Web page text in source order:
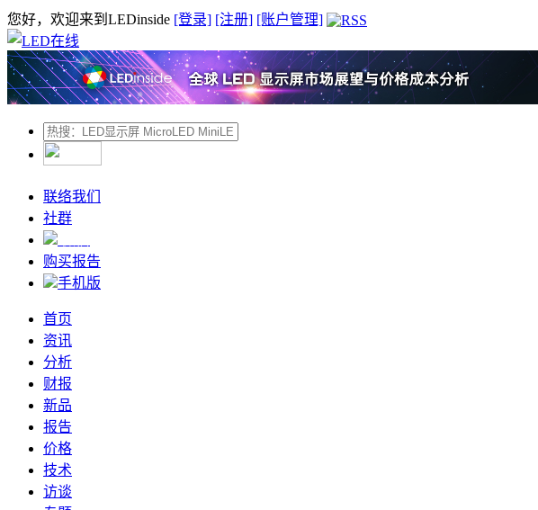
您好，欢迎来到LEDinside [登录] [注册] [账户管理]
联络我们
社群
购买报告
手机版
首页
资讯
分析
财报
新品
报告
价格
技术
访谈